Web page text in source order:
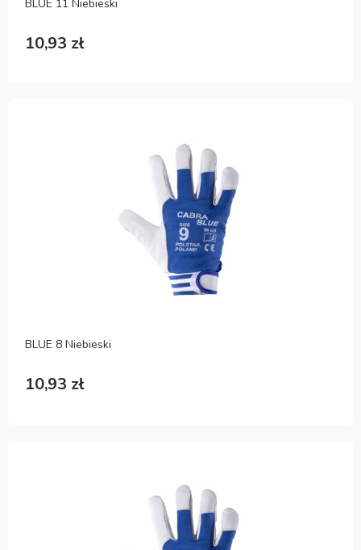
BLUE 11 Niebieski
10,93 zł
BLUE 8 Niebieski
10,93 zł